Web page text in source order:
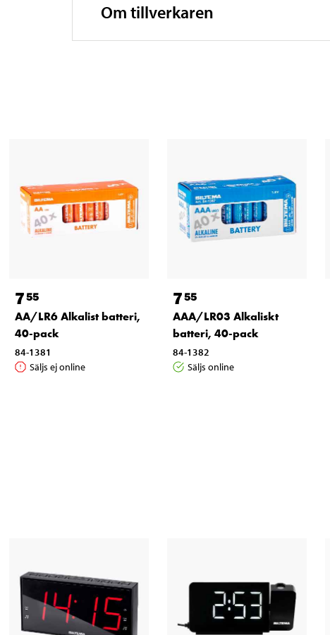
Om tillverkaren
755
AA/LR6 Alkalist batteri,
40-pack
84-1381
Säljs ej online
755
AAA/LR03 Alkaliskt
batteri, 40-pack
84-1382
Säljs online